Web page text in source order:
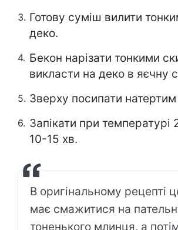
Готову суміш вилити
деко.
Бекон нарізати тонкими
викласти на деко в яєчну
Зверху посипати
Запікати при температурі
10-15 хв.
В оригінальному рецепті
має смажитися на
тоненького млинця, а